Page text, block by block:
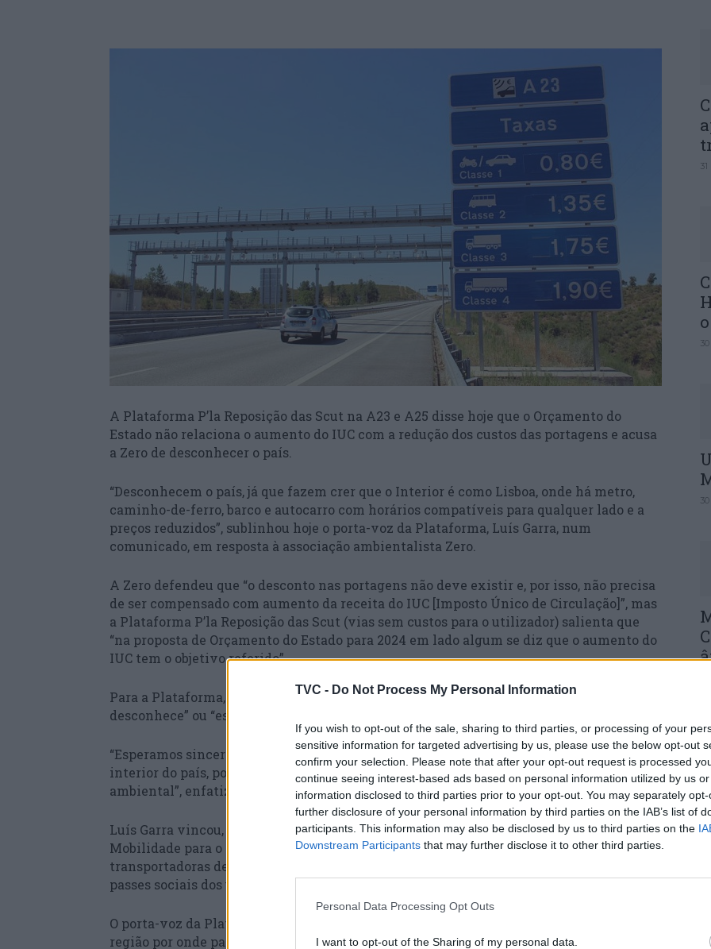
TVC - Do Not Process My Personal Information
If you wish to opt-out of the sale, sharing to third parties, or processing of your
sensitive information for targeted advertising by us, please use the below opt-out
confirm your selection. Please note that after your opt-out request is processed
continue seeing interest-based ads based on personal information utilized by us
information disclosed to third parties prior to your opt-out. You may separately
further disclosure of your personal information by third parties on the IAB’s list of
participants. This information may also be disclosed by us to third parties on the
Downstream Participants that may further disclose it to other third parties.
Personal Data Processing Opt Outs
I want to opt-out of the Sharing of my personal data.
A Plataforma P’la Reposição das Scut na A23 e A25 disse hoje que o Orçamento do
Estado não relaciona o aumento do IUC com a redução dos custos das portagens e acusa
a Zero de desconhecer o país.
“Desconhecem o país, já que fazem crer que o Interior é como Lisboa, onde há metro,
caminho-de-ferro, barco e autocarro com horários compatíveis para qualquer lado e a
preços reduzidos”, sublinhou hoje o porta-voz da Plataforma, Luís Garra, num
comunicado, em resposta à associação ambientalista Zero.
A Zero defendeu que “o desconto nas portagens não deve existir e, por isso, não precisa
de ser compensado com aumento da receita do IUC [Imposto Único de Circulação]”, mas
a Plataforma P’la Reposição das Scut (vias sem custos para o utilizador) salienta que
“na proposta de Orçamento do Estado para 2024 em lado algum se diz que o aumento do
IUC tem o objetivo referido”.
Para a Plataforma, a Zero ou não leu a proposta do Governo e “faz afirmações que
desconhece” ou “está a faltar à verdade deliberadamente”.
“Esperamos sinceramente que a associação Zero repense a sua atitude para com o
interior do país, pois, como bem sabe, o fundamentalismo é o pior inimigo da causa
ambiental”, enfatizou o representante do movimento.
Luís Garra vincou, na mesma nota, que “o Governo prometeu apresentar um Plano de
Mobilidade para o Interior e até agora não o fez e o que fez foi dar às empresas
transportadoras de passageiros o dinheiro que devia ser para diminuir o preço dos
passes sociais dos utentes e dos demais transportes públicos”.
O porta-voz da Plataforma P’la Reposição das Scut na A23 e A25 acrescentou que na
região por onde passam as duas autoestradas os passes sociais são mais caros do que em